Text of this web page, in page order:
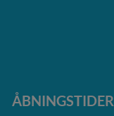
ÅBNINGSTIDER